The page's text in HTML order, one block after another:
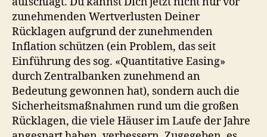
zunehmenden Wertverlusten Deiner
Rücklagen aufgrund der zunehmenden
Inflation schützen (ein Problem, das seit
Einführung des sog. «Quantitative Easing»
durch Zentralbanken zunehmend an
Bedeutung gewonnen hat), sondern auch die
Sicherheitsmaßnahmen rund um die großen
Rücklagen, die viele Häuser im Laufe der Jahre